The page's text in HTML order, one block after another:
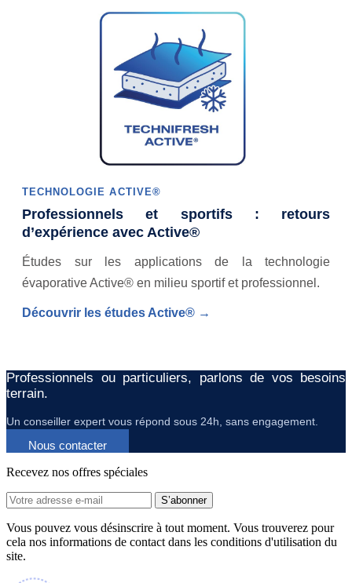
TECHNOLOGIEACTIVE®
Professionnels et sportifs : retours
d’expérience avec Active®
Études sur les applications de la technologie
évaporative Active® en milieu sportif et professionnel.
Découvrir les études Active® →
Professionnels ou particuliers, parlons de vos besoins
terrain.
Un conseiller expert vous répond sous 24h, sans engagement.
Nous contacter
Recevez nos offres spéciales
S’abonner
Vous pouvez vous désinscrire à tout moment. Vous trouverez pour
cela nos informations de contact dans les conditions d'utilisation du
site.